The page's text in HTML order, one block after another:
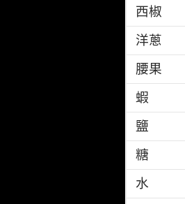
西椒
洋蔥
腰果
蝦
鹽
糖
水